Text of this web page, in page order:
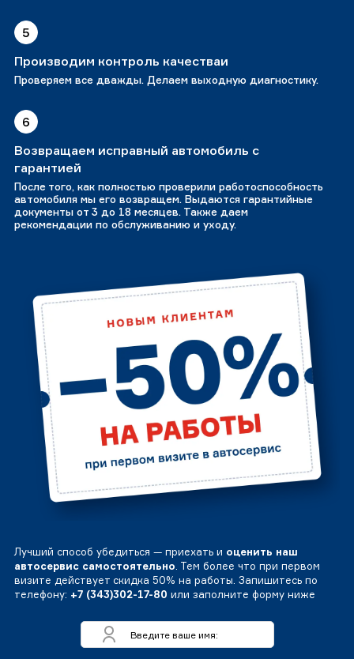
5
Производим контроль качестваи
Проверяем все дважды. Делаем выходную диагностику.
6
Возвращаем исправный автомобиль с
гарантией
После того, как полностью проверили работоспособность
автомобиля мы его возвращем. Выдаются гарантийные
документы от 3 до 18 месяцев. Также даем
рекомендации по обслуживанию и уходу.
Лучший способ убедиться — приехать и оценить наш
автосервис самостоятельно. Тем более что при первом
визите действует скидка 50% на работы. Запишитесь по
телефону: +7 (343)302-17-80 или заполните форму ниже